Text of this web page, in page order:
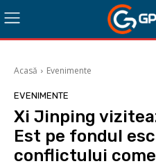
Acasă Evenimente
EVENIMENTE
Xi Jinping
Est pe fondul
conflictului